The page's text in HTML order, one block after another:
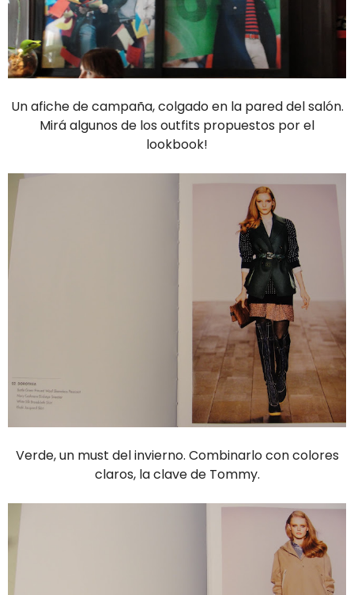
Un afiche de campaña, colgado en la pared del salón.
Mirá algunos de los outfits propuestos por el
lookbook!
Verde, un must del invierno. Combinarlo con colores
claros, la clave de Tommy.